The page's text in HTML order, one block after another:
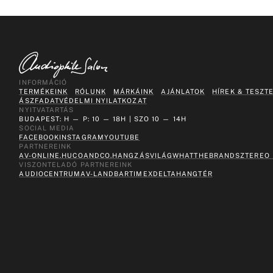
INFORMÁCIÓ
TERMÉKEINK
RÓLUNK MÁRKÁINK AJÁNLATOK
HÍREK &
ÁSZFADATVÉDELMI NYILATKOZAT
NYITVATARTÁS
BUDAPEST: H — P: 10 — 18H | SZO 10 — 14H
SOCIAL MEDIA
FACEBOOKINSTAGRAMYOUTUBE
PARTNEREINK
AV-ONLINE.HUCOANDCO.HANGZÁSVILÁGWHATTHEBRAND
VISZONTELADÓ PARTNEREINK
AUDIOCENTRUMAV-LAND BARTIMEXDELTA HANGTÉR